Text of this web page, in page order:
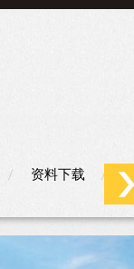
资料下载